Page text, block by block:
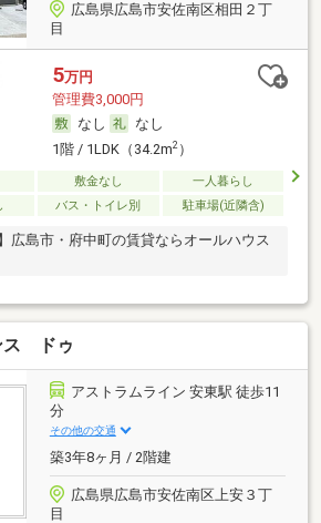
広島県広島市安佐南区相田２丁
目
5万円
管理費3,000円
なし
なし
1階 / 1LDK（34.2m2）
敷金なし
一人暮らし
バス・トイレ別 駐車場(近隣含)
広島市・府中町の賃貸ならオールハウス
ス ドゥ
アストラムライン 安東駅 徒歩11
分
その他の交通
築3年8ヶ月 / 2階建
広島県広島市安佐南区上安３丁
目